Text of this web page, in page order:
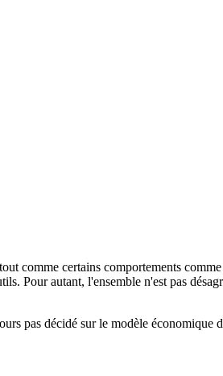
comme certains comportements
Pour autant, l'ensemble n'est pas
pas décidé sur le modèle économique